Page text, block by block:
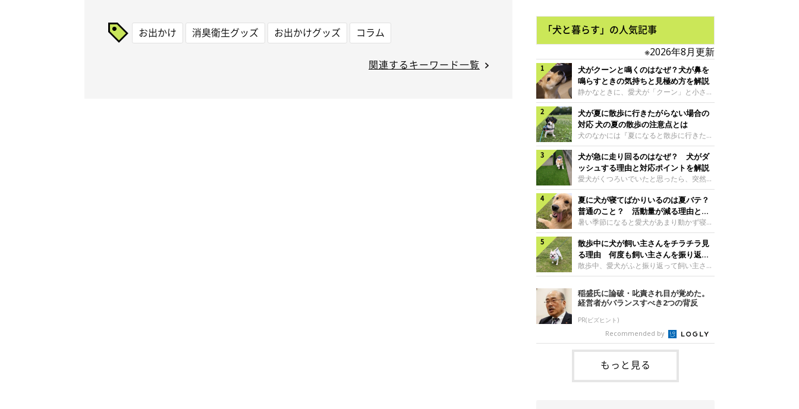
お出かけ 消臭衛生グッズ お出かけグッズ コラム
関連するキーワード一覧
「犬と暮らす」の人気記事
※2026年8月更新
犬がクーンと鳴くのはなぜ？犬が鼻を
鳴らすときの気持ちと見極め方を解説
静かなときに、愛犬が「クーン」と小さく
鳴いたり、鼻を鳴らすような音を出したり
することはありませんか？ 大きく吠える
わけではない分、「不安なの？それとも何
かお願いしているの？」と気になる飼い主
さんもいるかもしれません。今回は、犬が
クーンと鳴く理由や鼻鳴らしの背景、見極
め方と対応のポイントなどについて、いぬ
のきもち獣医師相談室の原 駿太朗先生に
伺いました。クーンと鳴くのはどんな気持
ち？いぬのきもち投稿写真ギャラリー犬が
クーンと小さく鳴くときは、何らかの感情
を伝えようとしている場合があると考えら
れています。大
犬が夏に散歩に行きたがらない場合の
対応 犬の夏の散歩の注意点とは
犬のなかには『夏になると散歩に行きたが
らない、歩かなくなる』『暑い季節は散歩
の気配を察すると涼しい部屋から出ようと
しない』など散歩に行きたがらないコもい
るようです。愛犬の運動をさせてあげたい
のに、散歩に行きたがらない。このような
場合はどう対応すればよいのでしょうか？
「愛犬が夏に散歩に行きたがらない場合の
対応」について、いぬのきもち獣医師相談
室の白山さとこ先生に聞きました。Q.夏に
犬の散歩に行くときの注意点は？ いぬの
きもち投稿写真ギャラリーーー夏に愛犬と
散歩に行くときは、どのようなことに注意
をするとよい
犬が急に走り回るのはなぜ？ 犬がダ
ッシュする理由と対応ポイントを解説
愛犬がくつろいでいたと思ったら、突然部
屋の中を走り回り始める――そんな様子に
驚いたことはありませんか？ 急な動きに
「何が起きているの？」と戸惑う飼い主さ
んも多いでしょう。落ち着いていたはずな
のに、急にスイッチが入ったように見える
と不安になることもあります。今回は、犬
が急に走り回る理由や見極め方などについ
て、いぬのきもち獣医師相談室の岡本りさ
先生に伺いました。犬が急に走り回るのは
ラリー犬が突然走り回る行動は、必ずしも
珍しいものではないと考えられています。
体にたまったエ
夏に犬が寝てばかりいるのは夏バテ？
普通のこと？ 活動量が減る理由と対
策とは
暑い季節になると愛犬があまり動かず寝て
ばかりだと感じる飼い主さんはいません
か？その様子に、愛犬が夏バテで疲れてい
るのか、元気がないのかなど不安に感じる
方もいるのではないかと思います。 で
は、犬が寝てばかりいるときに対処が必要
かを見極める方法はあるのでしょうか？
「犬の活動量が夏に減る理由と対策」につ
いて、いぬのきもち獣医師相談室の山口み
き先生に話を聞きました。Q. 夏に犬の活
動量が減る理由は？ いぬのきもち投稿写
真ギャラリーーー夏に愛犬の活動量が減る
と感じる飼い主さんもいるようです。理由
としてどのようなこ
散歩中に犬が飼い主さんをチラチラ見
る理由 何度も飼い主さんを振り返る
のはなぜ？
散歩中、愛犬がふと振り返って飼い主さん
の様子を確認する…そんな場面に心当たり
はありませんか？ 何度もチラチラ見られ
ると、「何か気になることがあるの？」
「ちゃんと歩けているかな」と不安になる
ことがあるかもしれません。愛犬が歩きな
がら飼い主さんを振り返るしぐさには、ど
んな気持ちが隠れているのでしょうか。今
回は、犬が散歩中に飼い主さんを確認する
理由や注意すべきサインの見極めかた、対
応のポイントなどについて、いぬのきもち
獣医師相談室の原 駿太朗先生に伺いまし
稲盛氏に論破・叱責され目が覚めた。
経営者がバランスすべき2つの背反
PR(ビズヒント)
Recommended by
もっと見る